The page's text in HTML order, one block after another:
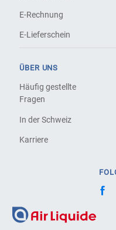
E-Rechnung
E-Lieferschein
ÜBER UNS
Häufig gestellte
Fragen
In der Schweiz
Karriere